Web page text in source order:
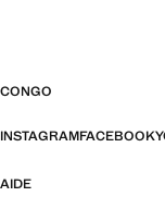
CONGO
INSTAGRAMFACEBOOK
AIDE